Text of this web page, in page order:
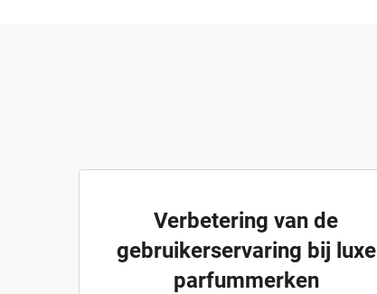
Verbetering van de
gebruikerservaring bij luxe
parfummerken